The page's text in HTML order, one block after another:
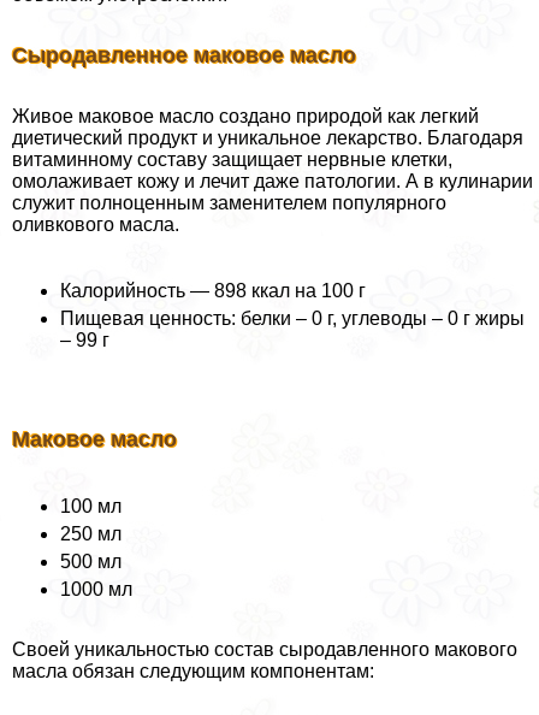
Сыродавленное маковое масло
Живое маковое масло создано природой как легкий
диетический продукт и уникальное лекарство. Благодаря
витаминному составу защищает нервные клетки,
омолаживает кожу и лечит даже патологии. А в кулинарии
служит полноценным заменителем популярного
оливкового масла.
Калорийность — 898 ккал на 100 г
Пищевая ценность: белки – 0 г, углеводы – 0 г жиры
– 99 г
Маковое масло
100 мл
250 мл
500 мл
1000 мл
Своей уникальностью состав сыродавленного макового
масла обязан следующим компонентам: